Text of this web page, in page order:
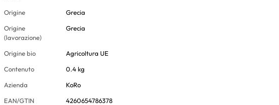
Origine
Grecia
Origine
(lavorazione)
Grecia
Origine bio
Agricoltura UE
Contenuto
0.4 kg
Azienda
KoRo
EAN/GTIN
4260654786378